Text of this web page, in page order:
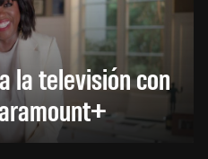
la televisión con